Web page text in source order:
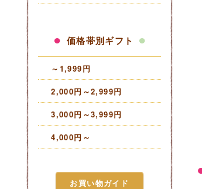
価格帯別ギフト
～1,999円
2,000円～2,999円
3,000円～3,999円
4,000円～
お買い物ガイド